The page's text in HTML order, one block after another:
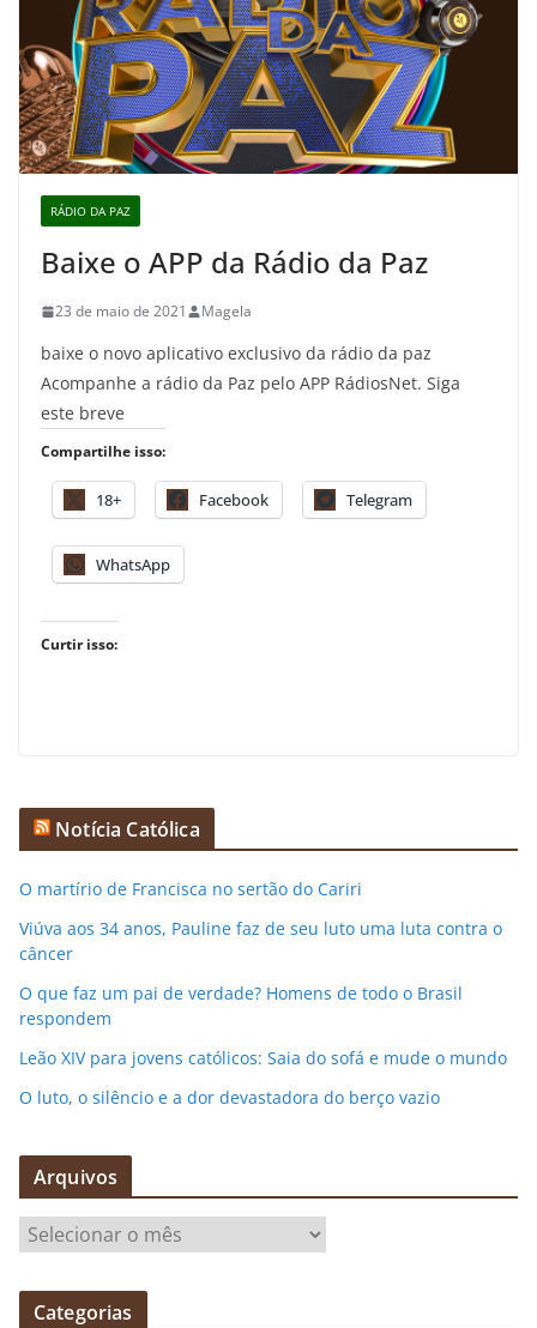
RÁDIO DA PAZ
Baixe o APP da Rádio da Paz
23 de maio de 2021 Magela
baixe o novo aplicativo exclusivo da rádio da paz
Acompanhe a rádio da Paz pelo APP RádiosNet. Siga
este breve
Compartilhe isso:
18+ Facebook Telegram
WhatsApp
Curtir isso:
Notícia Católica
O martírio de Francisca no sertão do Cariri
Viúva aos 34 anos, Pauline faz de seu luto uma luta contra o
câncer
O que faz um pai de verdade? Homens de todo o Brasil
respondem
Leão XIV para jovens católicos: Saia do sofá e mude o mundo
O luto, o silêncio e a dor devastadora do berço vazio
Arquivos
q
Categorias